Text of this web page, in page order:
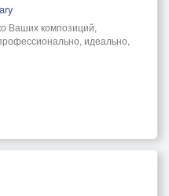
Ваших композиций,
идеально,